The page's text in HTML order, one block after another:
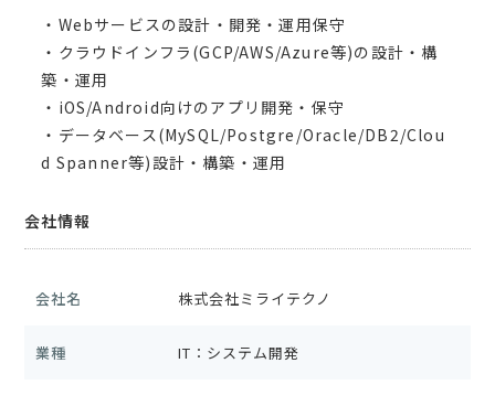
・Webサービスの設計・開発・運用保守
・クラウドインフラ(GCP/AWS/Azure等)の設計・構
築・運用
・iOS/Android向けのアプリ開発・保守
・データベース(MySQL/Postgre/Oracle/DB2/Clou
d Spanner等)設計・構築・運用
会社情報
会社名 株式会社ミライテクノ
業種 IT：システム開発